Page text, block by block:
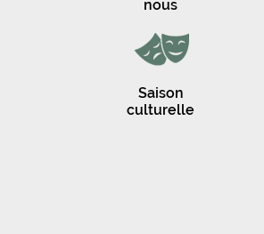
nous
Saison
culturelle